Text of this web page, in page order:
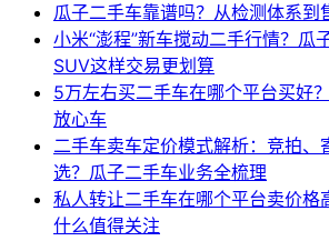
瓜子二手车靠谱吗？从检测体系到
小米“澎程”新车搅动二手行情？瓜
SUV这样交易更划算
5万左右买二手车在哪个平台买好
放心车
二手车卖车定价模式解析：竞拍、
选？瓜子二手车业务全梳理
私人转让二手车在哪个平台卖价格
什么值得关注